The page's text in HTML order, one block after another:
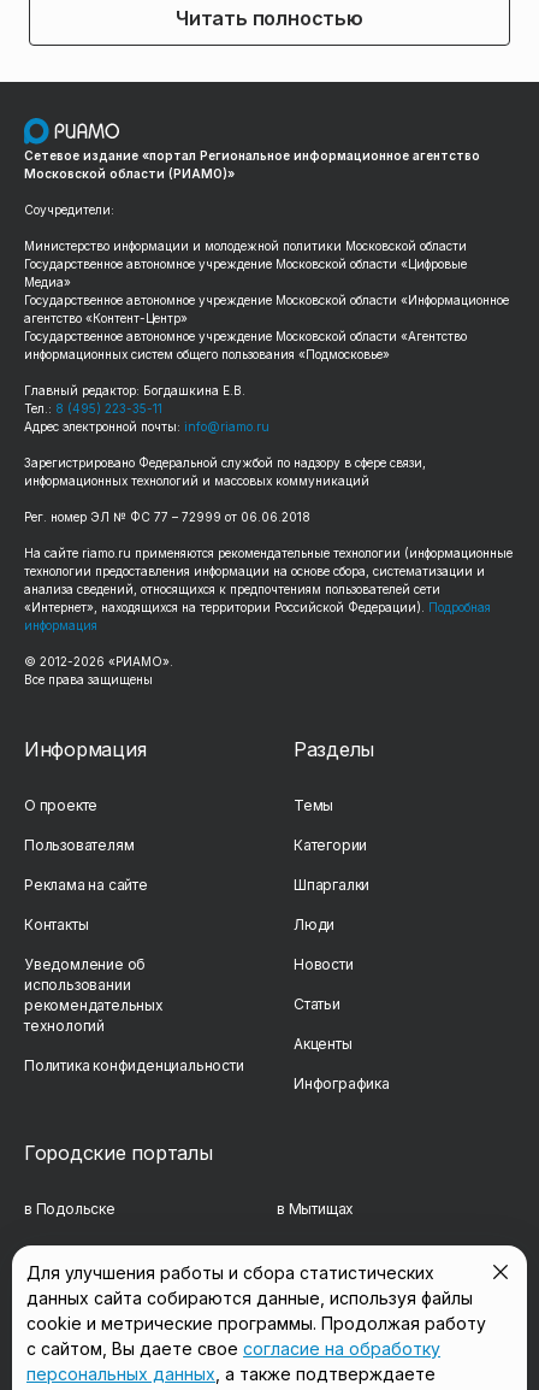
Читать полностью
Сетевое издание «портал Региональное информационное агентство
Московской области (РИАМО)»
Соучредители:
Министерство информации и молодежной политики Московской области
Государственное автономное учреждение Московской области «Цифровые
Медиа»
Государственное автономное учреждение Московской области «Информационное
агентство «Контент-Центр»
Государственное автономное учреждение Московской области «Агентство
информационных систем общего пользования «Подмосковье»
Главный редактор: Богдашкина Е.В.
Тел.: 8 (495) 223-35-11
Адрес электронной почты: info@riamo.ru
Зарегистрировано Федеральной службой по надзору в сфере связи,
информационных технологий и массовых коммуникаций
Рег. номер ЭЛ № ФС 77 – 72999 от 06.06.2018
На сайте riamo.ru применяются рекомендательные технологии (информационные
технологии предоставления информации на основе сбора, систематизации и
анализа сведений, относящихся к предпочтениям пользователей сети
«Интернет», находящихся на территории Российской Федерации). Подробная
информация
© 2012-2026 «РИАМО».
Все права защищены
Информация
О проекте
Пользователям
Реклама на сайте
Контакты
Уведомление об
использовании
рекомендательных
технологий
Политика конфиденциальности
Разделы
Темы
Категории
Шпаргалки
Люди
Новости
Статьи
Акценты
Инфографика
Городские порталы
в Подольске в Мытищах
в Реутове
в Сергиевом Посаде в Люберцах
в Красногорске в Королёве
Для улучшения работы и сбора статистических
данных сайта собираются данные, используя файлы
cookie и метрические программы. Продолжая работу
с сайтом, Вы даете свое согласие на обработку
персональных данных , а также подтверждаете